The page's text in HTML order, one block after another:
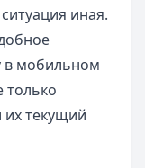
иная.
в мобильном
только
текущий